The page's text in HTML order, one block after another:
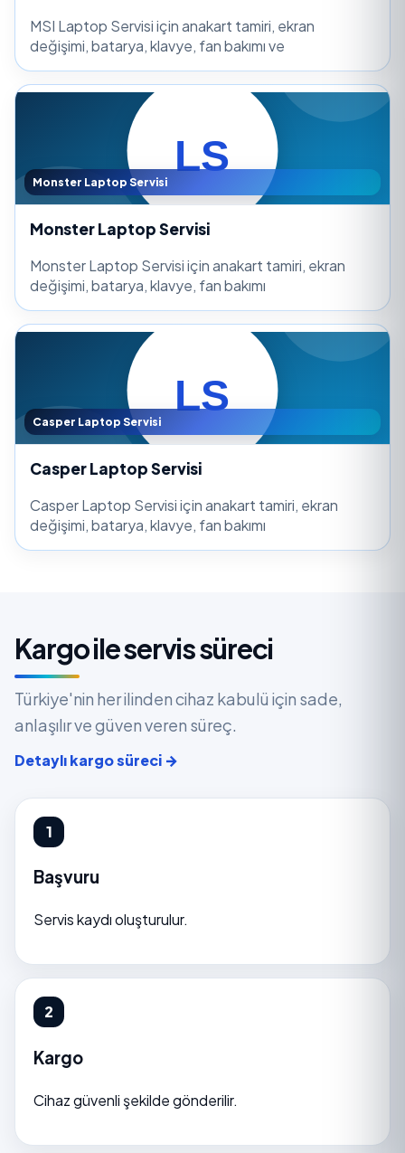
MSI Laptop Servisi için anakart tamiri, ekran
değişimi, batarya, klavye, fan bakımı ve
Monster Laptop Servisi
Monster Laptop Servisi
Monster Laptop Servisi için anakart tamiri, ekran
değişimi, batarya, klavye, fan bakımı
Casper Laptop Servisi
Casper Laptop Servisi
Casper Laptop Servisi için anakart tamiri, ekran
değişimi, batarya, klavye, fan bakımı
Kargo ile servis süreci
Türkiye'nin her ilinden cihaz kabulü için sade,
anlaşılır ve güven veren süreç.
Detaylı kargo süreci →
Başvuru
Servis kaydı oluşturulur.
Kargo
Cihaz güvenli şekilde gönderilir.